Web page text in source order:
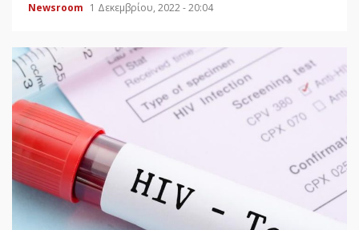
Newsroom 1 Δεκεμβρίου, 2022 - 20:04